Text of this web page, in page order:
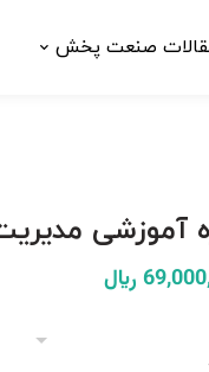
مقالات صنعت پخش
آموزشی
﷼